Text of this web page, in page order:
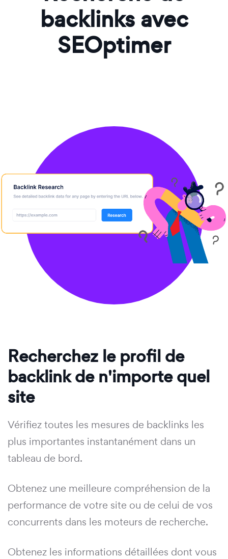
backlinks avec
SEOptimer
Recherchez le profil de
backlink de n'importe quel
site
Vérifiez toutes les mesures de backlinks les
plus importantes instantanément dans un
tableau de bord.
Obtenez une meilleure compréhension de la
performance de votre site ou de celui de vos
concurrents dans les moteurs de recherche.
Obtenez les informations détaillées dont vous